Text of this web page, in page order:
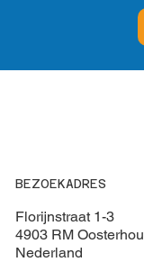
BEZOEKADRES
Florijnstraat 1-3
4903 RM
Nederland